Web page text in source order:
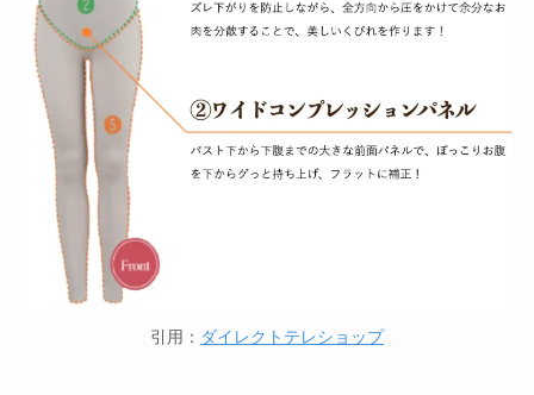
引用： ダイレクトテレショップ